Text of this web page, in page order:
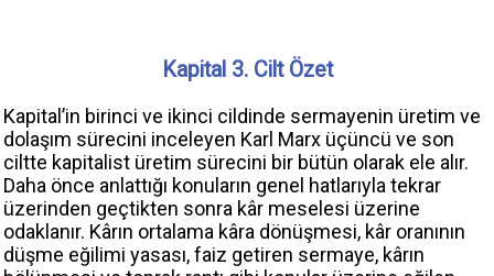
Kapital 3. Cilt Özet
Kapital’in birinci ve ikinci cildinde sermayenin üretim ve
dolaşım sürecini inceleyen Karl Marx üçüncü ve son
ciltte kapitalist üretim sürecini bir bütün olarak ele alır.
Daha önce anlattığı konuların genel hatlarıyla tekrar
üzerinden geçtikten sonra kâr meselesi üzerine
odaklanır. Kârın ortalama kâra dönüşmesi, kâr oranının
düşme eğilimi yasası, faiz getiren sermaye, kârın